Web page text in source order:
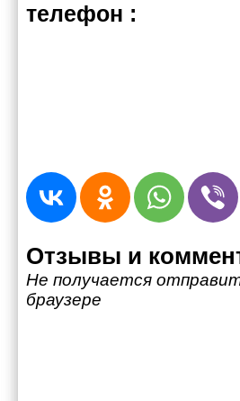
телефон :
Отзывы и
Не получается
браузере